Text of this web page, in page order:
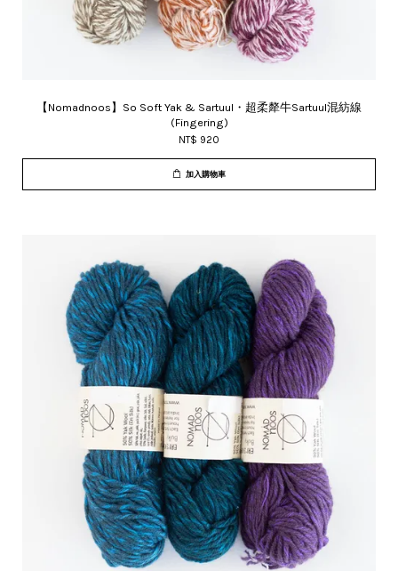
【Nomadnoos】So Soft Yak & Sartuul・超柔犛牛Sartuul混紡線
(Fingering)
NT$ 920
加入購物車